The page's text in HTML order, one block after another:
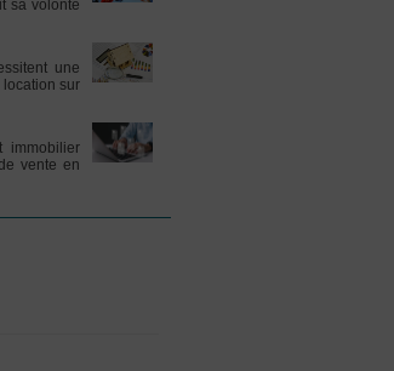
sa volonté
une
location sur
immobilier
vente en